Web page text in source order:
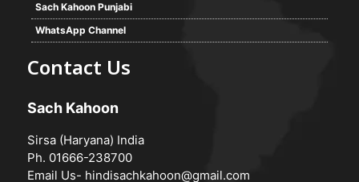
Sach Kahoon Punjabi
WhatsApp Channel
Contact Us
Sach Kahoon
Sirsa (Haryana) India
Ph. 01666-238700
Email Us- hindisachkahoon@gmail.com